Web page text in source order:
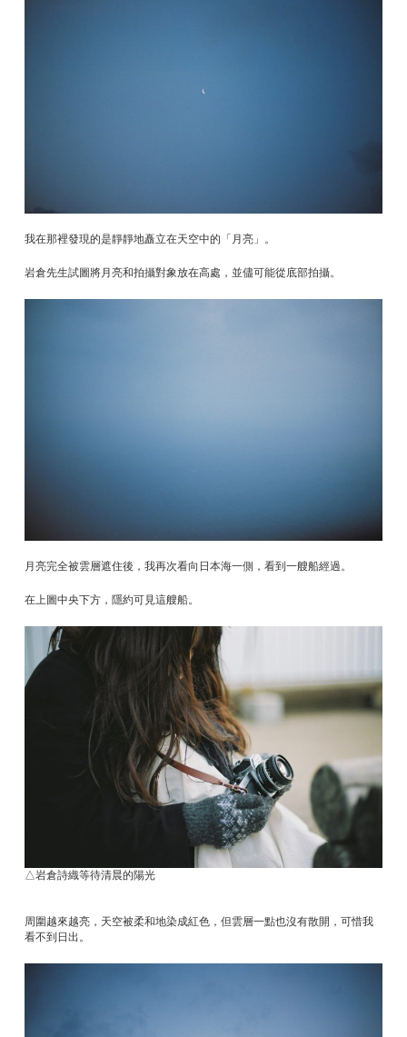
我在那裡發現的是靜靜地矗立在天空中的「月亮」。
岩倉先生試圖將月亮和拍攝對象放在高處，並儘可能從底部拍攝。
月亮完全被雲層遮住後，我再次看向日本海一側，看到一艘船經過。
在上圖中央下方，隱約可見這艘船。
△岩倉詩織等待清晨的陽光
周圍越來越亮，天空被柔和地染成紅色，但雲層一點也沒有散開，可惜我
看不到日出。